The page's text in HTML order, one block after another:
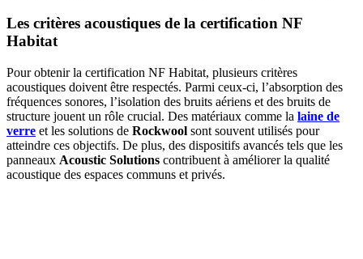
Les critères acoustiques de la certification NF
Habitat
Pour obtenir la certification NF Habitat, plusieurs critères
acoustiques doivent être respectés. Parmi ceux-ci, l’absorption des
fréquences sonores, l’isolation des bruits aériens et des bruits de
structure jouent un rôle crucial. Des matériaux comme la laine de
verre et les solutions de Rockwool sont souvent utilisés pour
atteindre ces objectifs. De plus, des dispositifs avancés tels que les
panneaux Acoustic Solutions contribuent à améliorer la qualité
acoustique des espaces communs et privés.